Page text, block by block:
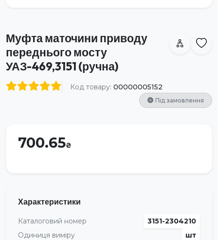
Муфта маточини приводу
переднього мосту
УАЗ-469,3151 (ручна)
Код товару: 00000005152
Під замовлення
700.65
Характеристики
Каталоговий номер
3151-2304210
Одиниця виміру
шт